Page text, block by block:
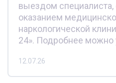
выездом
оказанием
наркологической
24». Подробнее можно
12.07.26